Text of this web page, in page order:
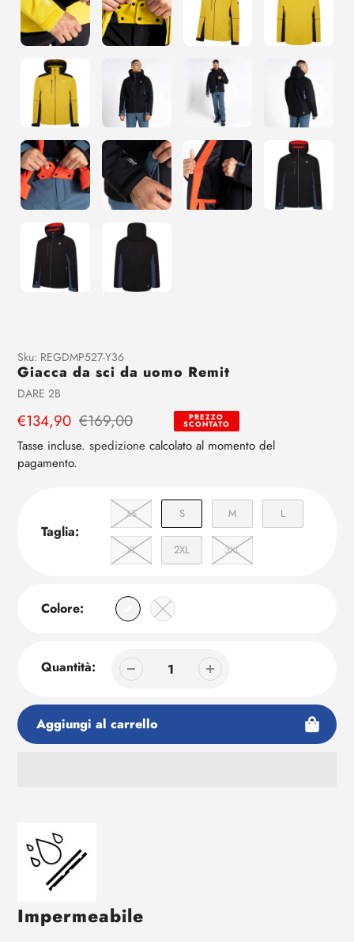
Aggiunta
di
prodotto
tuo
carrello
Sku: REGDMP527-Y36
Giacca da sci da uomo Remit
Venditrice
DARE 2B
Prezzo
di
vendita
€134,90
Prezzo
regolare
€169,00 PREZZO
SCONTATO
Tasse incluse. spedizione calcolato al momento del
pagamento.
Taglia:
XS S M L
XL 2XL 3XL
Colore:
Quantità:
Aggiungi al carrello
prodotto
tuo
carrello
Impermeabile